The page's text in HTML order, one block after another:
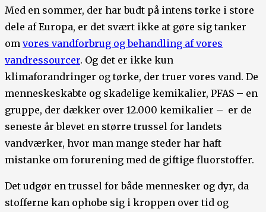
Med en sommer, der har budt på intens tørke i store
dele af Europa, er det svært ikke at gøre sig tanker
om vores vandforbrug og behandling af vores
vandressourcer. Og det er ikke kun
klimaforandringer og tørke, der truer vores vand. De
menneskeskabte og skadelige kemikalier, PFAS – en
gruppe, der dækker over 12.000 kemikalier – er de
seneste år blevet en større trussel for landets
vandværker, hvor man mange steder har haft
mistanke om forurening med de giftige fluorstoffer.
Det udgør en trussel for både mennesker og dyr, da
stofferne kan ophobe sig i kroppen over tid og